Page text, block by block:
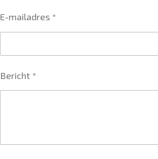
E-mailadres *
Bericht *